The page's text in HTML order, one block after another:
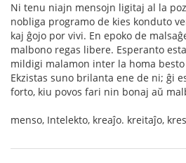
Ni tenu niajn mensojn ligitaj al la
nobliga programo de kies konduto
kaj ĝojo por vivi. En epoko de
malbono regas libere. Esperanto
mildigi malamon inter la homa
Ekzistas suno brilanta ene de ni; ĝi
forto, kiu povos fari nin bonaj aŭ
menso, Intelekto, kreaĵo. kreitaĵo,